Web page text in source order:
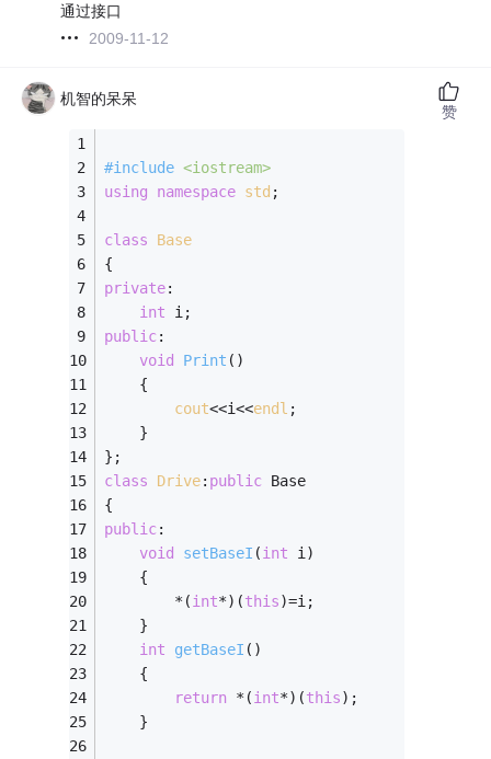
通过接口
2009-11-12
机智的呆呆
#include <iostream>
using
namespace std ;
class
Base
{
private:
int i;
public:
void
Print ()
	{
cout<<i<<endl ;
	}
};
class
Drive: public Base
{
public:
void
setBaseI (int i)
	{
		*(
int*)(this)=i;
	}
int
getBaseI ()
	{
return *(int*)(this);
	}
赞